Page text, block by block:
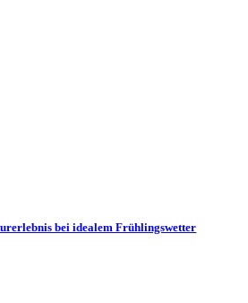
bei idealem Frühlingswetter